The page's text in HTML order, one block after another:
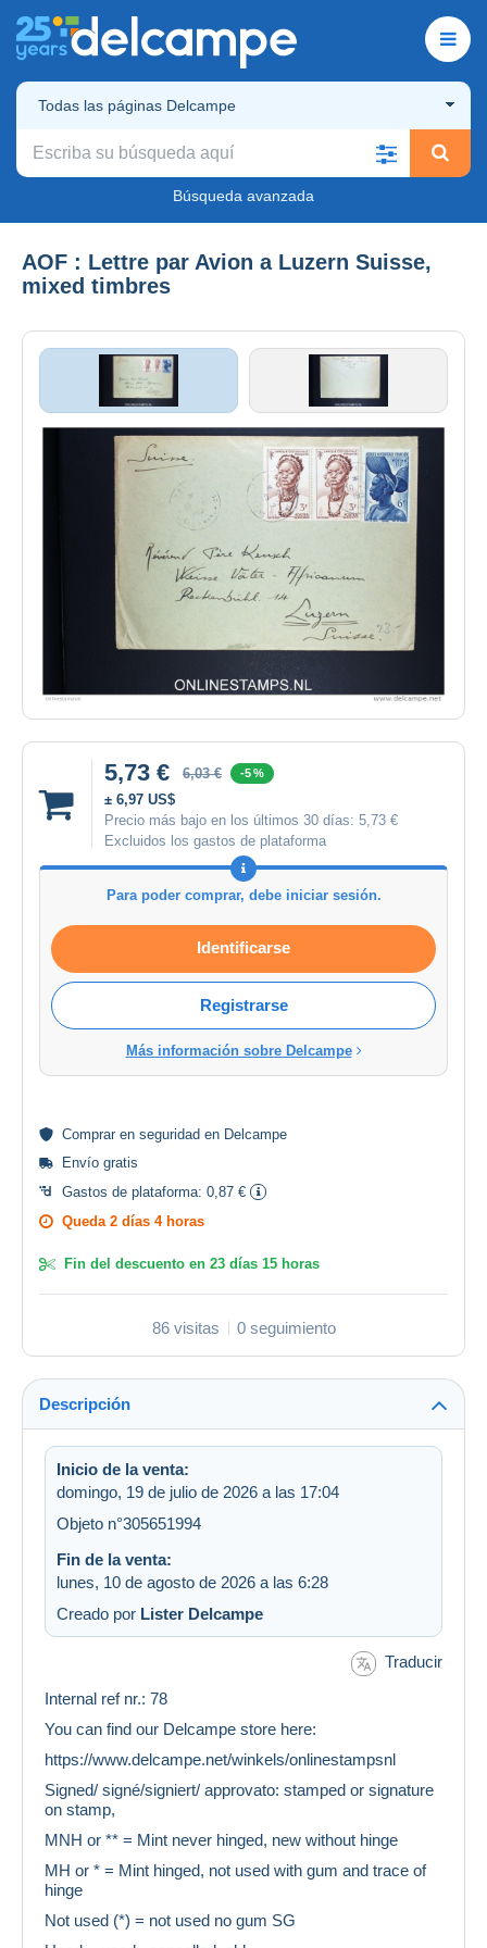
Todas las páginas Delcampe
Búsqueda avanzada
AOF : Lettre par Avion a Luzern Suisse,
mixed timbres
5,73 € 6,03 € -5 %
± 6,97 US$
Precio más bajo en los últimos 30 días: 5,73 €
Excluidos los gastos de plataforma
Para poder comprar, debe iniciar sesión.
Identificarse
Registrarse
Más información sobre Delcampe
Comprar en seguridad en Delcampe
Envío gratis
Gastos de plataforma: 0,87 €
Queda 2 días 4 horas
Fin del descuento en 23 días 15 horas
86 visitas 0 seguimiento
Descripción
Inicio de la venta:
domingo, 19 de julio de 2026 a las 17:04
Objeto n°305651994
Fin de la venta:
lunes, 10 de agosto de 2026 a las 6:28
Creado por Lister Delcampe
Traducir
Internal ref nr.: 78
You can find our Delcampe store here:
https://www.delcampe.net/winkels/onlinestampsnl
Signed/ signé/signiert/ approvato: stamped or signature
on stamp,
MNH or ** = Mint never hinged, new without hinge
MH or * = Mint hinged, not used with gum and trace of
hinge
Not used (*) = not used no gum SG